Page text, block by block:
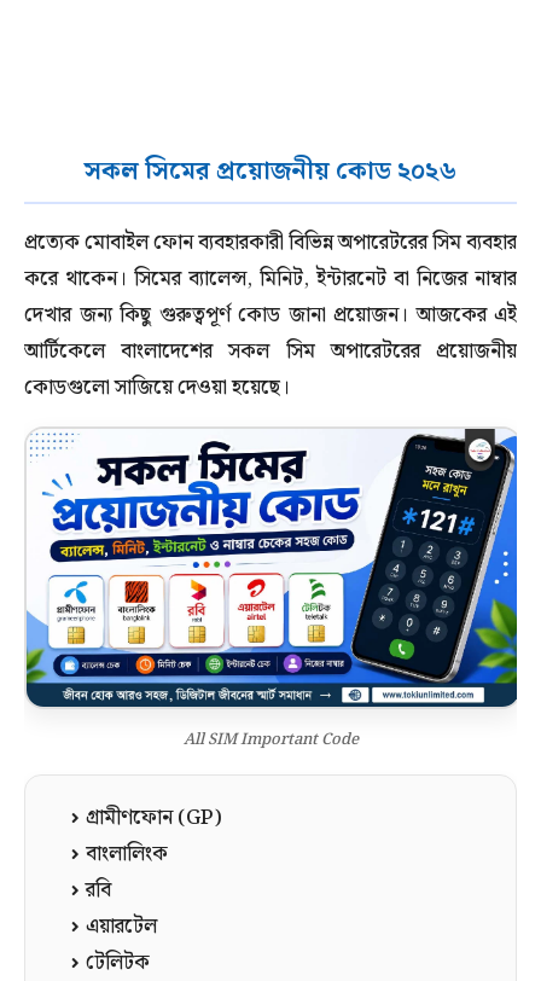
সকল সিমের প্রয়োজনীয় কোড ২০২৬
প্রত্যেক মোবাইল ফোন ব্যবহারকারী বিভিন্ন অপারেটরের সিম ব্যবহার
করে থাকেন। সিমের ব্যালেন্স, মিনিট, ইন্টারনেট বা নিজের নাম্বার
দেখার জন্য কিছু গুরুত্বপূর্ণ কোড জানা প্রয়োজন। আজকের এই
আর্টিকেলে বাংলাদেশের সকল সিম অপারেটরের প্রয়োজনীয়
কোডগুলো সাজিয়ে দেওয়া হয়েছে।
All SIM Important Code
গ্রামীণফোন (GP)
বাংলালিংক
রবি
এয়ারটেল
টেলিটক